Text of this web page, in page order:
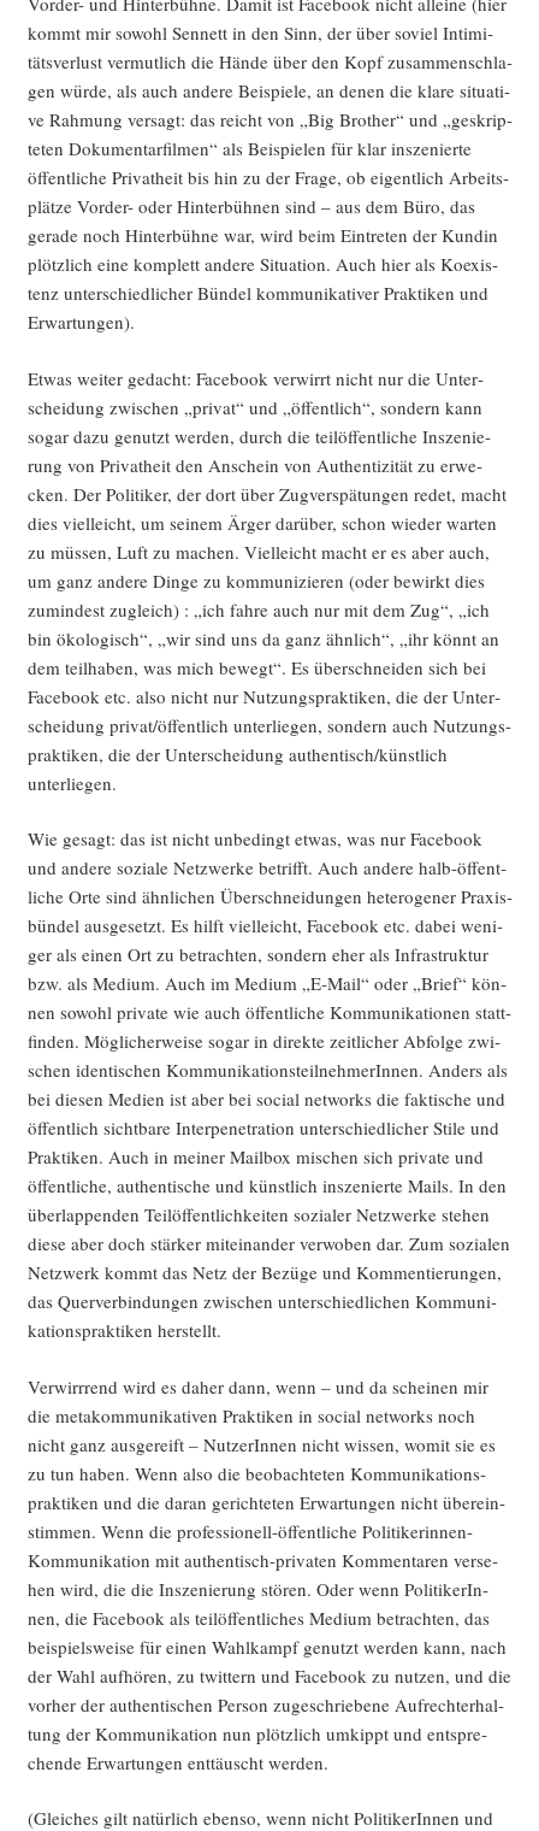
kommt mir sowohl Sen­nett in den Sinn, der über soviel Inti­mi­
täts­ver­lust ver­mut­lich die Hän­de über den Kopf zusam­men­schla­
gen wür­de, als auch ande­re Bei­spie­le, an denen die kla­re situa­ti­
ve Rah­mung ver­sagt: das reicht von „Big Brot­her“ und „geskrip­
te­ten Doku­men­tar­fil­men“ als Bei­spie­len für klar insze­nier­te
öffent­li­che Pri­vat­heit bis hin zu der Fra­ge, ob eigent­lich Arbeits­
plät­ze Vor­der- oder Hin­ter­büh­nen sind – aus dem Büro, das
gera­de noch Hin­ter­büh­ne war, wird beim Ein­tre­ten der Kun­din
plötz­lich eine kom­plett ande­re Situa­ti­on. Auch hier als Koexis­
tenz unter­schied­li­cher Bün­del kom­mu­ni­ka­ti­ver Prak­ti­ken und
Erwartungen).
Etwas wei­ter gedacht: Face­book ver­wirrt nicht nur die Unter­
schei­dung zwi­schen „pri­vat“ und „öffent­lich“, son­dern kann
sogar dazu genutzt wer­den, durch die tei­löf­fent­li­che Insze­nie­
rung von Pri­vat­heit den Anschein von Authen­ti­zi­tät zu erwe­
cken. Der Poli­ti­ker, der dort über Zug­ver­spä­tun­gen redet, macht
dies viel­leicht, um sei­nem Ärger dar­über, schon wie­der war­ten
zu müs­sen, Luft zu machen. Viel­leicht macht er es aber auch,
um ganz ande­re Din­ge zu kom­mu­ni­zie­ren (oder bewirkt dies
zumin­dest zugleich) : „ich fah­re auch nur mit dem Zug“, „ich
bin öko­lo­gisch“, „wir sind uns da ganz ähn­lich“, „ihr könnt an
dem teil­ha­ben, was mich bewegt“. Es über­schnei­den sich bei
Face­book etc. also nicht nur Nut­zungs­prak­ti­ken, die der Unter­
schei­dung privat/öffentlich unter­lie­gen, son­dern auch Nut­zungs­
prak­ti­ken, die der Unter­schei­dung authentisch/künstlich
unterliegen.
Wie gesagt: das ist nicht unbe­dingt etwas, was nur Face­book
und ande­re sozia­le Netz­wer­ke betrifft. Auch ande­re halb-öffent­
li­che Orte sind ähn­li­chen Über­schnei­dun­gen hete­ro­ge­ner Pra­xis­
bün­del aus­ge­setzt. Es hilft viel­leicht, Face­book etc. dabei weni­
ger als einen Ort zu betrach­ten, son­dern eher als Infra­struk­tur
bzw. als Medi­um. Auch im Medi­um „E‑Mail“ oder „Brief“ kön­
nen sowohl pri­va­te wie auch öffent­li­che Kom­mu­ni­ka­tio­nen statt­
fin­den. Mög­li­cher­wei­se sogar in direk­te zeit­li­cher Abfol­ge zwi­
schen iden­ti­schen Kom­mu­ni­ka­ti­ons­teil­neh­me­rIn­nen. Anders als
bei die­sen Medi­en ist aber bei social net­works die fak­ti­sche und
öffent­lich sicht­ba­re Inter­pe­ne­tra­ti­on unter­schied­li­cher Sti­le und
Prak­ti­ken. Auch in mei­ner Mail­box mischen sich pri­va­te und
öffent­li­che, authen­ti­sche und künst­lich insze­nier­te Mails. In den
über­lap­pen­den Tei­löf­fent­lich­kei­ten sozia­ler Netz­wer­ke ste­hen
die­se aber doch stär­ker mit­ein­an­der ver­wo­ben dar. Zum sozia­len
Netz­werk kommt das Netz der Bezü­ge und Kom­men­tie­run­gen,
das Quer­ver­bin­dun­gen zwi­schen unter­schied­li­chen Kom­mu­ni­
ka­ti­ons­prak­ti­ken herstellt.
Ver­wirr­rend wird es daher dann, wenn – und da schei­nen mir
die meta­kom­mu­ni­ka­ti­ven Prak­ti­ken in social net­works noch
nicht ganz aus­ge­reift – Nut­ze­rIn­nen nicht wis­sen, womit sie es
zu tun haben. Wenn also die beob­ach­te­ten Kom­mu­ni­ka­ti­ons­
prak­ti­ken und die dar­an gerich­te­ten Erwar­tun­gen nicht über­ein­
stim­men. Wenn die pro­fes­sio­nell-öffent­li­che Poli­ti­ke­rin­nen-
Kom­mu­ni­ka­ti­on mit authen­tisch-pri­va­ten Kom­men­ta­ren ver­se­
hen wird, die die Insze­nie­rung stö­ren. Oder wenn Poli­ti­ke­rIn­
nen, die Face­book als tei­löf­fent­li­ches Medi­um betrach­ten, das
bei­spiels­wei­se für einen Wahl­kampf genutzt wer­den kann, nach
der Wahl auf­hö­ren, zu twit­tern und Face­book zu nut­zen, und die
vor­her der authen­ti­schen Per­son zuge­schrie­be­ne Auf­recht­erhal­
tung der Kom­mu­ni­ka­ti­on nun plötz­lich umkippt und ent­spre­
chen­de Erwar­tun­gen ent­täuscht werden.
(Glei­ches gilt natür­lich eben­so, wenn nicht Poli­ti­ke­rIn­nen und